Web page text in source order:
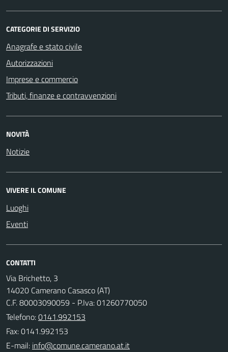
CATEGORIE DI SERVIZIO
Anagrafe e stato civile
Autorizzazioni
Imprese e commercio
Tributi, finanze e contravvenzioni
NOVITÀ
Notizie
VIVERE IL COMUNE
Luoghi
Eventi
CONTATTI
Via Brichetto, 3
14020 Camerano Casasco (AT)
C.F. 80003090059 - P.Iva: 01260770050
Telefono:0141.992153
Fax: 0141.992153
E-mail: